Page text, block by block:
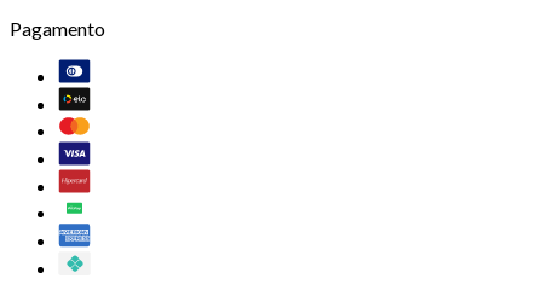
Pagamento